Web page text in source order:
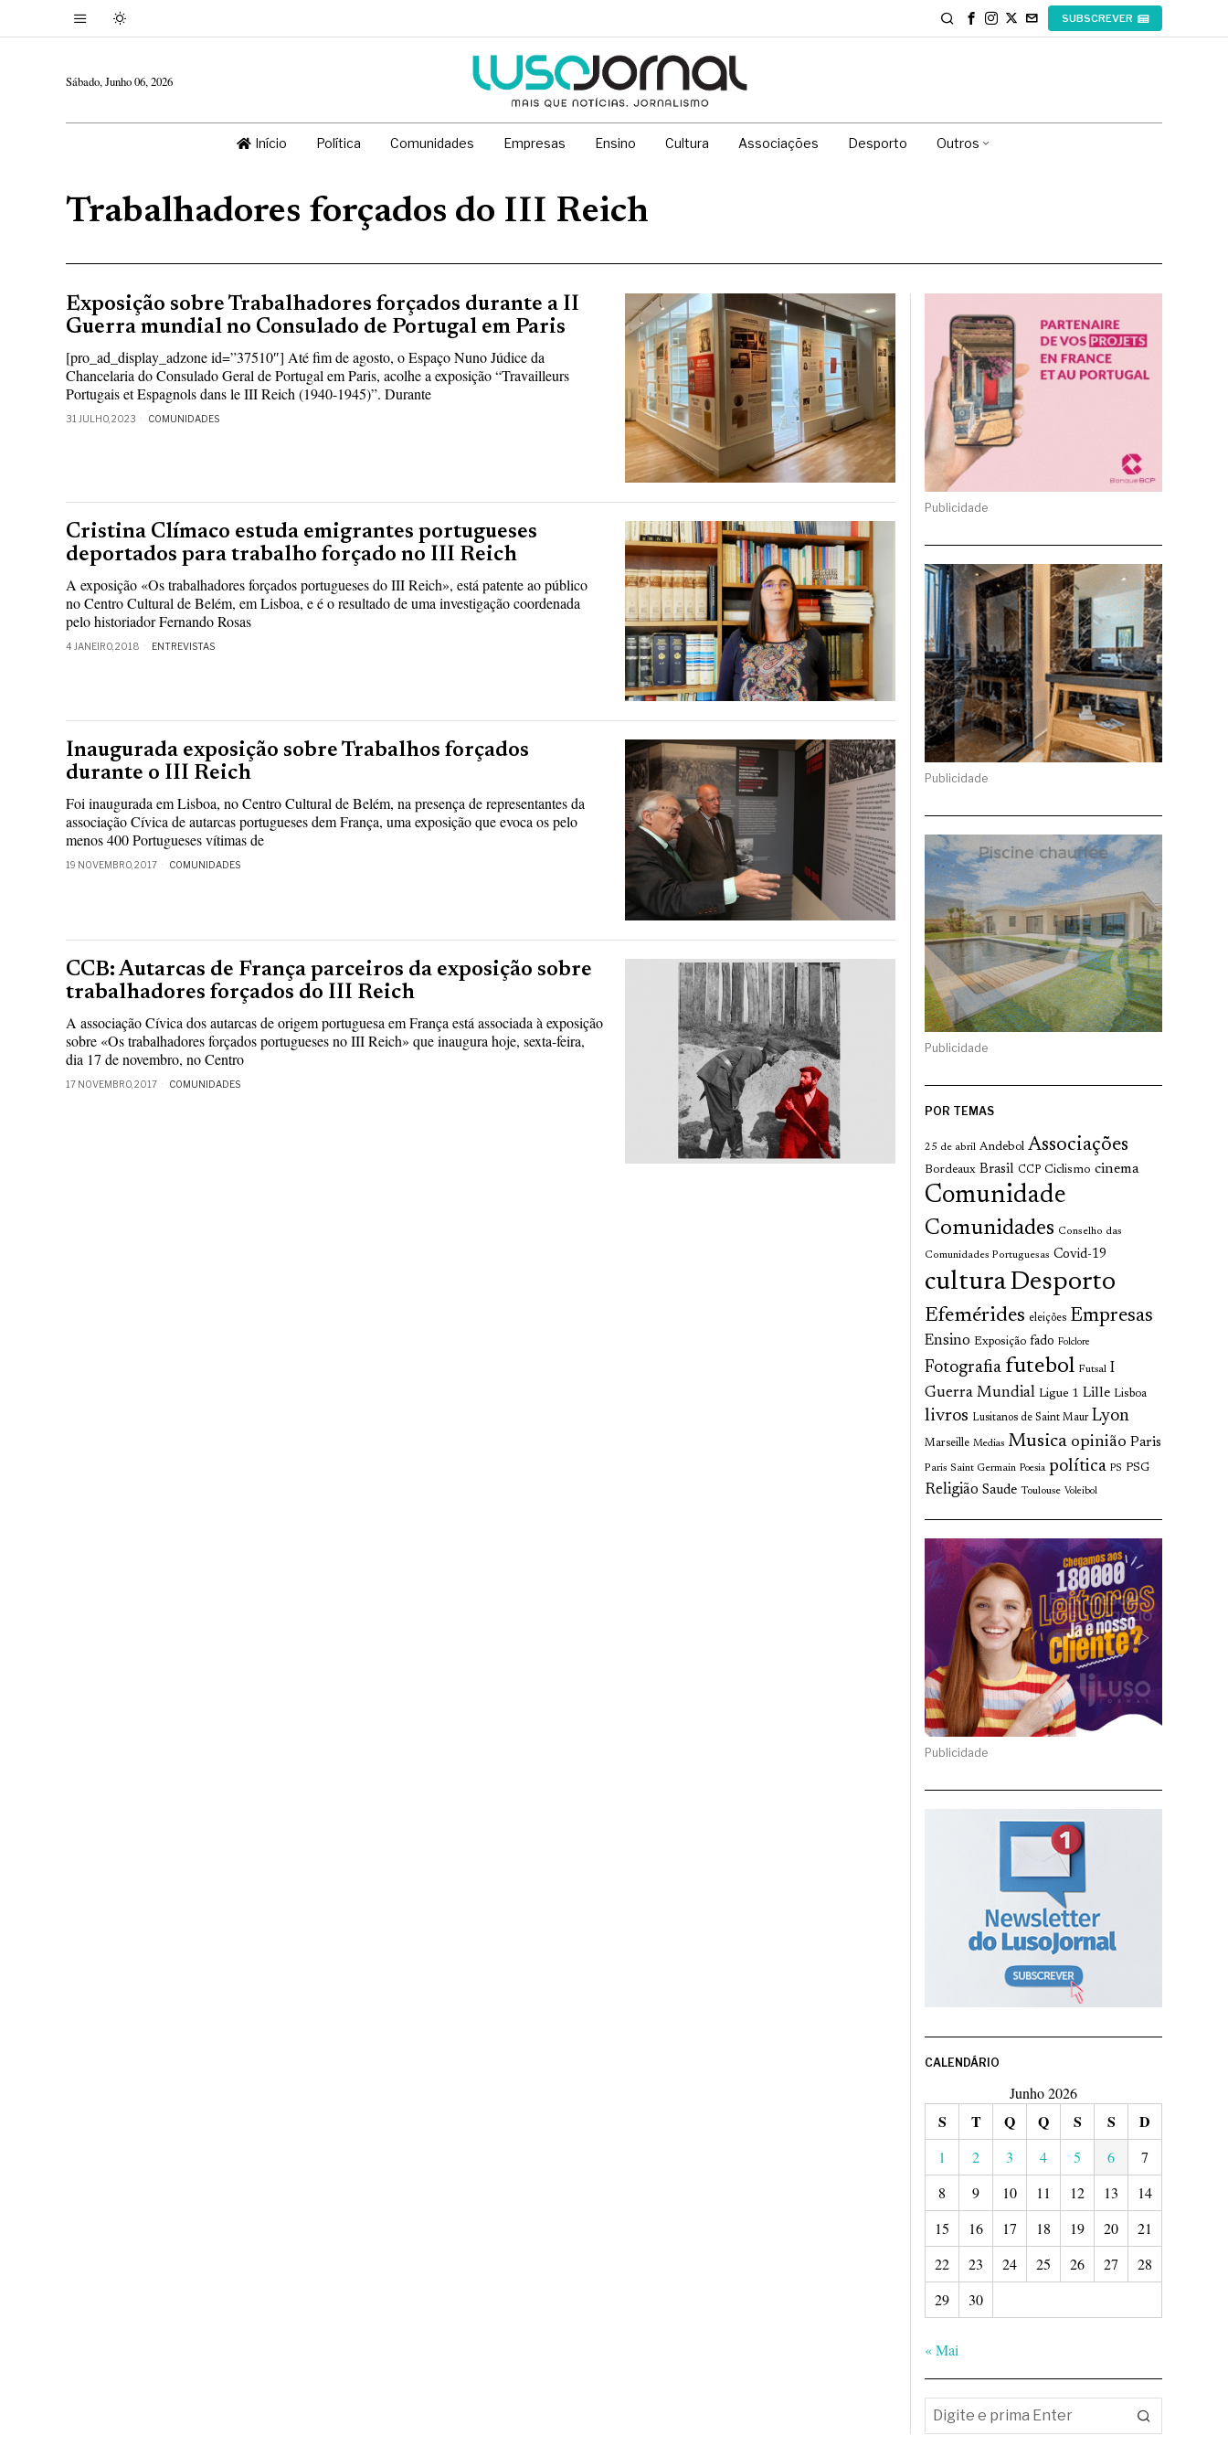
SUBSCREVER
Sábado, Junho 06, 2026
Início Política Comunidades Empresas Ensino Cultura Associações Desporto Outros
Trabalhadores forçados do III Reich
Exposição sobre Trabalhadores forçados durante a II
Guerra mundial no Consulado de Portugal em Paris
[pro_ad_display_adzone id=”37510″] Até fim de agosto, o Espaço Nuno Júdice da
Chancelaria do Consulado Geral de Portugal em Paris, acolhe a exposição “Travailleurs
Portugais et Espagnols dans le III Reich (1940-1945)”. Durante
31 JULHO, 2023 COMUNIDADES
Cristina Clímaco estuda emigrantes portugueses
deportados para trabalho forçado no III Reich
A exposição «Os trabalhadores forçados portugueses do III Reich», está patente ao público
no Centro Cultural de Belém, em Lisboa, e é o resultado de uma investigação coordenada
pelo historiador Fernando Rosas
4 JANEIRO, 2018 ENTREVISTAS
Inaugurada exposição sobre Trabalhos forçados
durante o III Reich
Foi inaugurada em Lisboa, no Centro Cultural de Belém, na presença de representantes da
associação Cívica de autarcas portugueses dem França, uma exposição que evoca os pelo
menos 400 Portugueses vítimas de
19 NOVEMBRO, 2017 COMUNIDADES
CCB: Autarcas de França parceiros da exposição sobre
trabalhadores forçados do III Reich
A associação Cívica dos autarcas de origem portuguesa em França está associada à exposição
sobre «Os trabalhadores forçados portugueses no III Reich» que inaugura hoje, sexta-feira,
dia 17 de novembro, no Centro
17 NOVEMBRO, 2017 COMUNIDADES
Publicidade
Publicidade
Publicidade
POR TEMAS
25 de abril Andebol Associações
Bordeaux Brasil CCP Ciclismo cinema
Comunidade
Comunidades Conselho das
Comunidades Portuguesas Covid-19
culturaDesporto
Efemérides eleições Empresas
Ensino Exposição fado Folclore
Fotografia futebol Futsal I
Guerra Mundial Ligue 1 Lille Lisboa
livros Lusitanos de Saint Maur Lyon
Marseille Medias Musica opinião Paris
Paris Saint Germain Poesia política PS PSG
Religião Saude Toulouse Voleibol
Publicidade
CALENDÁRIO
Junho 2026
S T Q Q S S D
1 2 3 4 5 6
7
8
9 10 11 12 13
14
15
16 17 18 19 20
21
22
23 24 25 26 27
28
29
30
« Mai